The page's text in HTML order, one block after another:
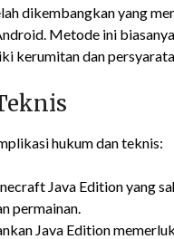
dikembangkan yang
Metode ini
kerumitan dan
hukum dan teknis:
Java Edition yang
permainan.
Java Edition